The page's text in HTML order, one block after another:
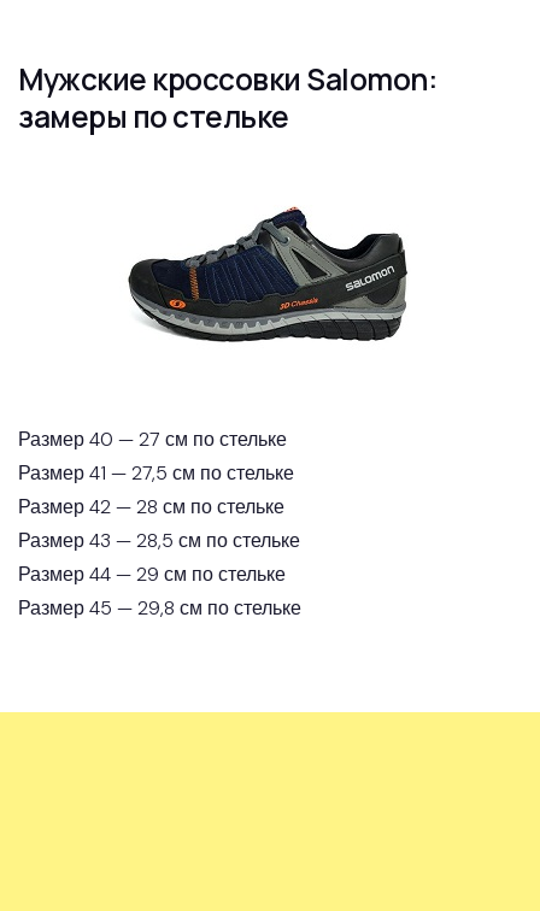
Мужские кроссовки Salomon:
замеры по стельке
Размер 40 — 27 см по стельке
Размер 41 — 27,5 см по стельке
Размер 42 — 28 см по стельке
Размер 43 — 28,5 см по стельке
Размер 44 — 29 см по стельке
Размер 45 — 29,8 см по стельке